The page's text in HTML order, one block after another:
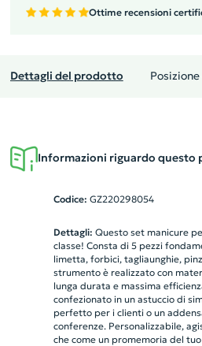
Ottime recensioni
Dettagli del prodotto
Informazioni riguardo questo
Codice: GZ220298054
Dettagli: Questo set manicure
classe! Consta di 5 pezzi
limetta, forbici, tagliaunghie,
strumento è realizzato con
lunga durata e massima
confezionato in un astuccio di
perfetto per i clienti o un
conferenze. Personalizzabile,
che come un promemoria del